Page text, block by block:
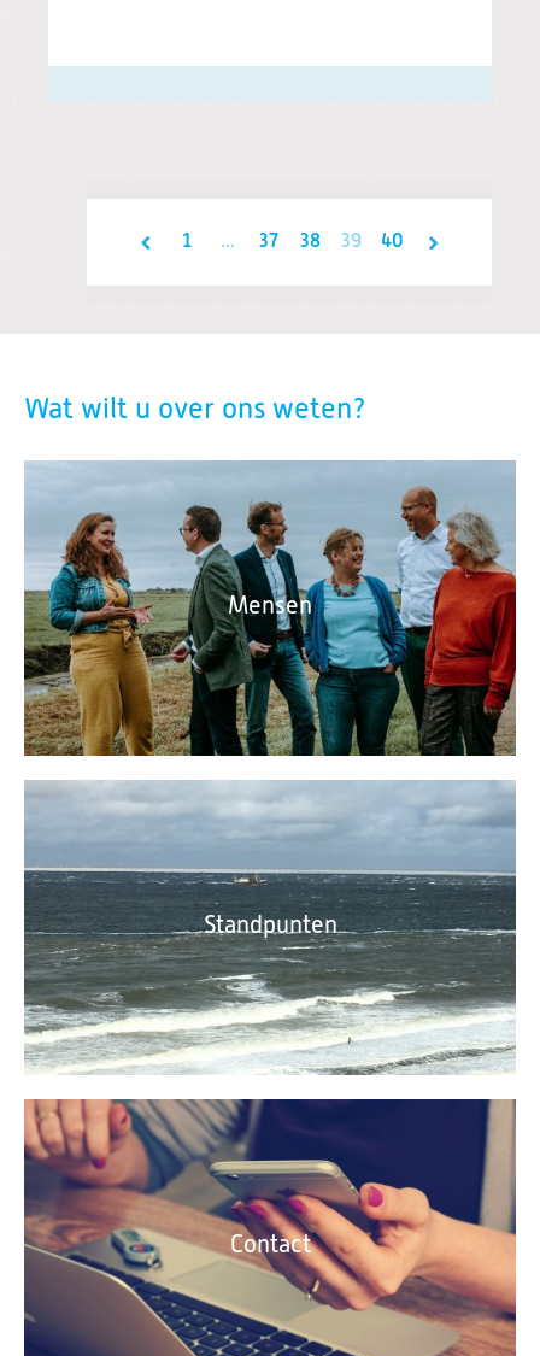
1 ... 37 38 39 40
Wat wilt u over ons weten?
Mensen
Standpunten
Contact